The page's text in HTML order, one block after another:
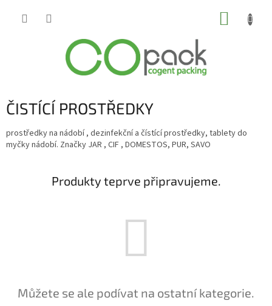
ČISTÍCÍ PROSTŘEDKY
prostředky na nádobí , dezinfekční a čístící prostředky, tablety do
myčky nádobí. Značky JAR , CIF , DOMESTOS, PUR, SAVO
Produkty teprve připravujeme.
Můžete se ale podívat na ostatní kategorie.